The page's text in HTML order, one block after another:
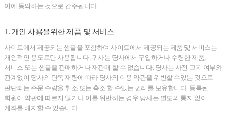
이에 동의하는 것으로 간주됩니다.
1. 개인 사용을위한 제품 및 서비스
사이트에서 제공되는 샘플을 포함하여 사이트에서 제공되는 제품 및 서비스는
개인적인 용도로만 사용됩니다. 귀사는 당사에서 구입하거나 수령한 제품,
서비스 또는 샘플을 판매하거나 재판매 할 수 없습니다. 당사는 사전 고지 여부와
관계없이 당사의 단독 재량에 따라 당사의 이용 약관을 위반할 수있는 것으로
판단되는 주문 수량을 취소 또는 축소 할 수있는 권리를 보유합니다. 등록된
회원이 약관에 따르지 않거나 이를 위반하는 경우 당사는 별도의 통지 없이
계좌를 해지할 수 있습니다.